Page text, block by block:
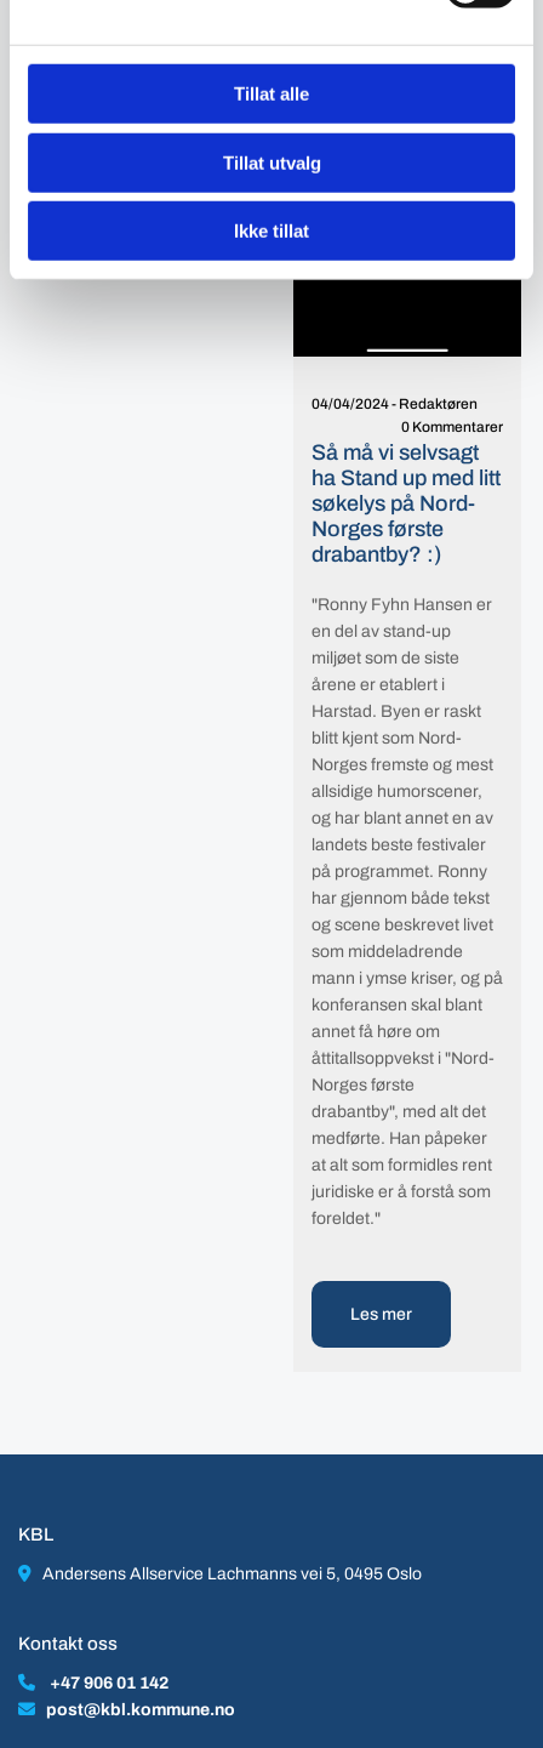
Tillat alle
Tillat utvalg
Ikke tillat
04/04/2024- Redaktøren
0 Kommentarer
Så må vi selvsagt
ha Stand up med litt
søkelys på Nord-
Norges første
drabantby? :)
"Ronny Fyhn Hansen er
en del av stand-up
miljøet som de siste
årene er etablert i
Harstad. Byen er raskt
blitt kjent som Nord-
Norges fremste og mest
allsidige humorscener,
og har blant annet en av
landets beste festivaler
på programmet. Ronny
har gjennom både tekst
og scene beskrevet livet
som middeladrende
mann i ymse kriser, og på
konferansen skal blant
annet få høre om
åttitallsoppvekst i "Nord-
Norges første
drabantby", med alt det
medførte. Han påpeker
at alt som formidles rent
juridiske er å forstå som
foreldet."
Les mer
KBL
 Andersens Allservice Lachmanns vei 5, 0495 Oslo
Kontakt oss
 +47 906 01 142
 post@kbl.kommune.no